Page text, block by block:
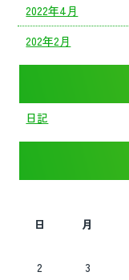
2022年4月
202年2月
日記
日
月
2
3